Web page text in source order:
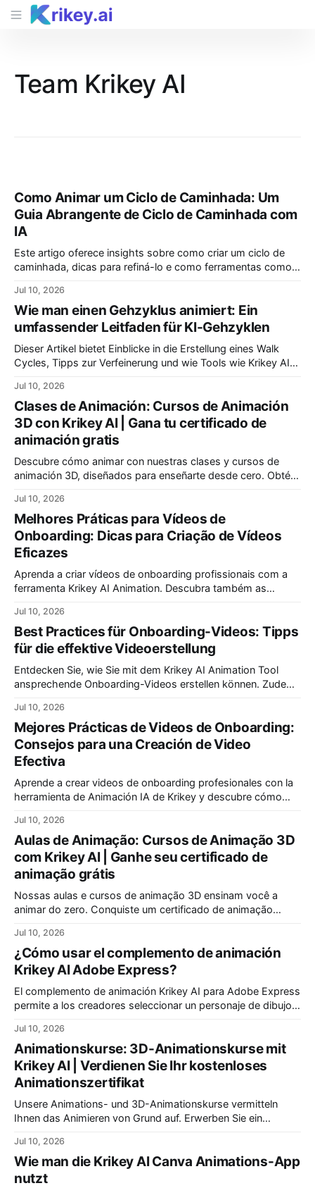
Team Krikey AI
Como Animar um Ciclo de Caminhada: Um
Guia Abrangente de Ciclo de Caminhada com
IA
Este artigo oferece insights sobre como criar um ciclo de
caminhada, dicas para refiná-lo e como ferramentas como a
um ciclo de caminhada.
Jul 10, 2026
Wie man einen Gehzyklus animiert: Ein
umfassender Leitfaden für KI-Gehzyklen
Dieser Artikel bietet Einblicke in die Erstellung eines Walk
Cycles, Tipps zur Verfeinerung und wie Tools wie Krikey AI
können.
Jul 10, 2026
Clases de Animación: Cursos de Animación
3D con Krikey AI | Gana tu certificado de
animación gratis
Descubre cómo animar con nuestras clases y cursos de
animación 3D, diseñados para enseñarte desde cero. Obtén
para principiantes y programas divertidos para niños.
Jul 10, 2026
Melhores Práticas para Vídeos de
Onboarding: Dicas para Criação de Vídeos
Eficazes
Aprenda a criar vídeos de onboarding profissionais com a
ferramenta Krikey AI Animation. Descubra também as
impactante e memorável, garantindo que sua mensagem
seja lembrada pelo seu público-alvo.
Jul 10, 2026
Best Practices für Onboarding-Videos: Tipps
für die effektive Videoerstellung
Entdecken Sie, wie Sie mit dem Krikey AI Animation Tool
ansprechende Onboarding-Videos erstellen können. Zudem
beenden, dass Ihre Botschaft lange im Gedächtnis Ihrer
Zielgruppe bleibt. Optimieren Sie Ihre Kommunikation!
Jul 10, 2026
Mejores Prácticas de Videos de Onboarding:
Consejos para una Creación de Video
Efectiva
Aprende a crear videos de onboarding profesionales con la
herramienta de Animación IA de Krikey y descubre cómo
de verdad.
Jul 10, 2026
Aulas de Animação: Cursos de Animação 3D
com Krikey AI | Ganhe seu certificado de
animação grátis
Nossas aulas e cursos de animação 3D ensinam você a
animar do zero. Conquiste um certificado de animação
para iniciantes e programas especiais de animação para
crianças. Comece sua jornada criativa hoje!
Jul 10, 2026
¿Cómo usar el complemento de animación
Krikey AI Adobe Express?
El complemento de animación Krikey AI para Adobe Express
permite a los creadores seleccionar un personaje de dibujos
Crea videos animados personalizados para tu proyecto de
animación en Adobe Express.
Jul 10, 2026
Animationskurse: 3D-Animationskurse mit
Krikey AI | Verdienen Sie Ihr kostenloses
Animationszertifikat
Unsere Animations- und 3D-Animationskurse vermitteln
Ihnen das Animieren von Grund auf. Erwerben Sie ein
Animationskurse für Anfänger und spezielle Animationskurse
für Kinder an.
Jul 10, 2026
Wie man die Krikey AI Canva Animations-App
nutzt